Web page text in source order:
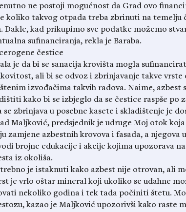
ne postoji mogućnost da Grad ovo
koliko takvog otpada treba zbrinuti na temelju
Dakle, kad prikupimo sve podatke možemo
sufinanciranja, rekla je Baraba.
čestice
je da bi se sanacija krovišta mogla
ali bi se odvoz i zbrinjavanje takve
izvođačima takvih radova. Naime, azbest
kako bi se izbjeglo da se čestice raspše po
se zbrinjava u posebne kasete i skladištenje je
Maljković, predsjednik je udruge Moj otok
zamjene azbestnih krovova i fasada, a njegova
brojne edukacije i akcije kojima upozorava
iz okoliša.
je istaknuti kako azbest nije otrovan, ali
je vrlo oštar mineral koji ukoliko se udahne
nekoliko godina i tek tada počiniti štetu.
kazao je Maljković upozorivši kako raste